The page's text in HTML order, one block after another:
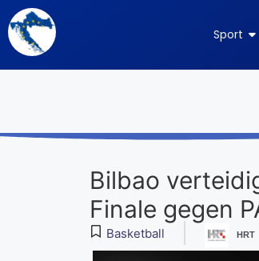
Sport
Bilbao
Finale gegen
Basketball HRT